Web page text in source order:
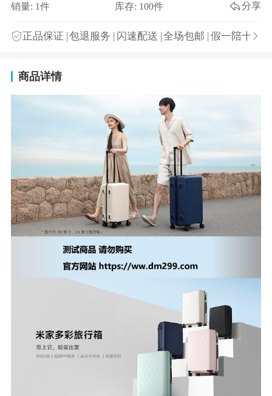
销量: 1件 库存: 100件 分享
正品保证 |包退服务 | 闪速配送 |全场包邮 | 假一陪十
商品详情